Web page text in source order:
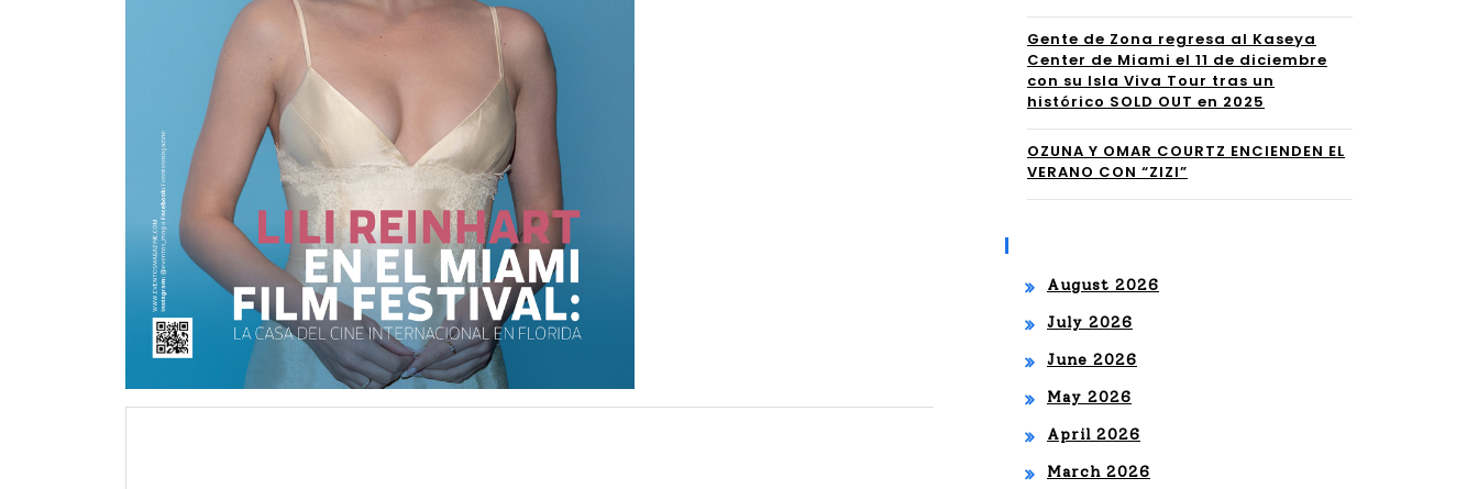
Gente de Zona regresa al Kaseya
Center de Miami el 11 de diciembre
con su Isla Viva Tour tras un
histórico SOLD OUT en 2025
OZUNA Y OMAR COURTZ ENCIENDEN EL
VERANO CON “ZIZI”
August 2026
July 2026
June 2026
May 2026
April 2026
March 2026